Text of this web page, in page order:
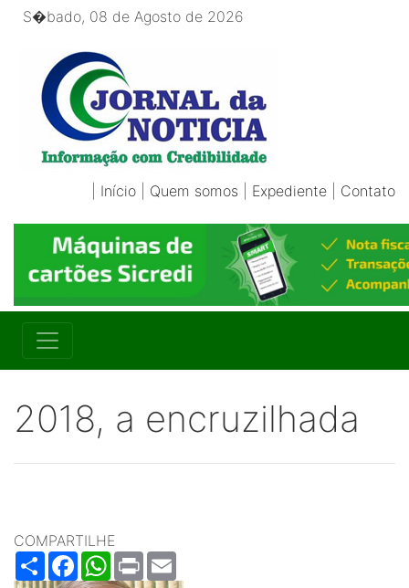
S�bado, 08 de Agosto de 2026
Início Quem somos Expediente Contato
2018, a encruzilhada
COMPARTILHE
ShareFacebookWhatsApp
Print